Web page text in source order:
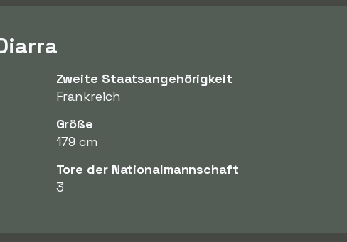
Zweite Staatsangehörigkeit
Frankreich
Größe
179 cm
Tore der Nationalmannschaft
3